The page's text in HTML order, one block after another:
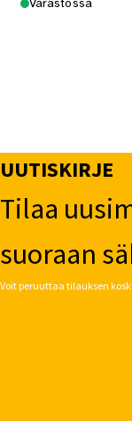
Varastossa
UUTISKIRJE
Tilaa
suoraan
Voit peruuttaa tilauksen